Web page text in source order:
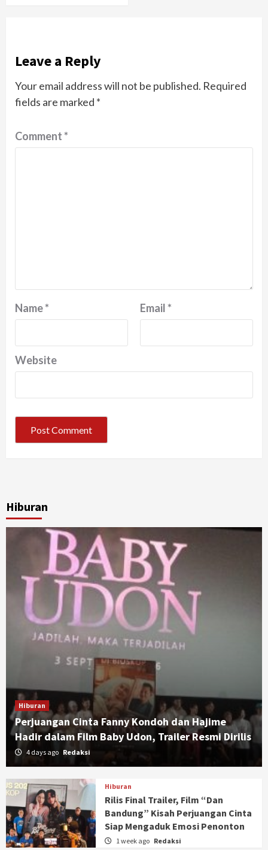
Leave a Reply
Your email address will not be published. Required
fields are marked *
Comment*
Name* Email*
Website
Hiburan
Hiburan
Perjuangan Cinta Fanny Kondoh dan Hajime
Hadir dalam Film Baby Udon, Trailer Resmi Dirilis
4 days ago Redaksi
Hiburan
Rilis Final Trailer, Film “Dan
Bandung” Kisah Perjuangan Cinta
Siap Mengaduk Emosi Penonton
1 week ago Redaksi